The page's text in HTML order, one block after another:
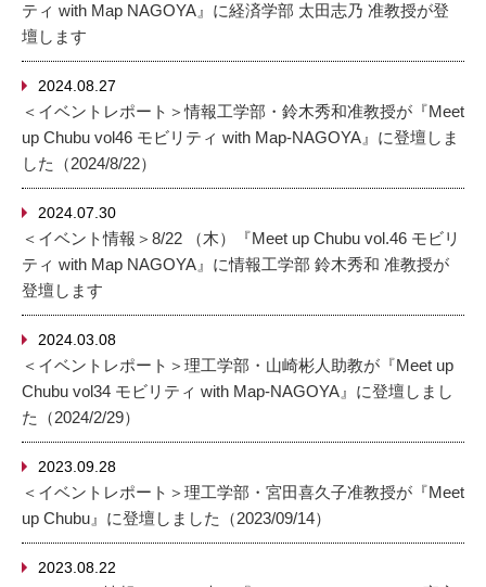
ティ with Map NAGOYA』に経済学部 太田志乃 准教授が登
壇します
2024.08.27
＜イベントレポート＞情報工学部・鈴木秀和准教授が『Meet
up Chubu vol46 モビリティ with Map-NAGOYA』に登壇しま
した（2024/8/22）
2024.07.30
＜イベント情報＞8/22 （木）『Meet up Chubu vol.46 モビリ
ティ with Map NAGOYA』に情報工学部 鈴木秀和 准教授が
登壇します
2024.03.08
＜イベントレポート＞理工学部・山崎彬人助教が『Meet up
Chubu vol34 モビリティ with Map-NAGOYA』に登壇しまし
た（2024/2/29）
2023.09.28
＜イベントレポート＞理工学部・宮田喜久子准教授が『Meet
up Chubu』に登壇しました（2023/09/14）
2023.08.22